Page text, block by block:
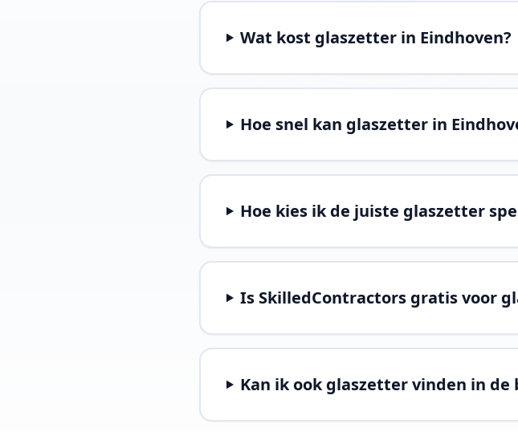
Wat kost glaszetter in Eindhoven?
Hoe snel kan glaszetter in
Hoe kies ik de juiste glaszetter
Is SkilledContractors gratis voor
Kan ik ook glaszetter vinden in de